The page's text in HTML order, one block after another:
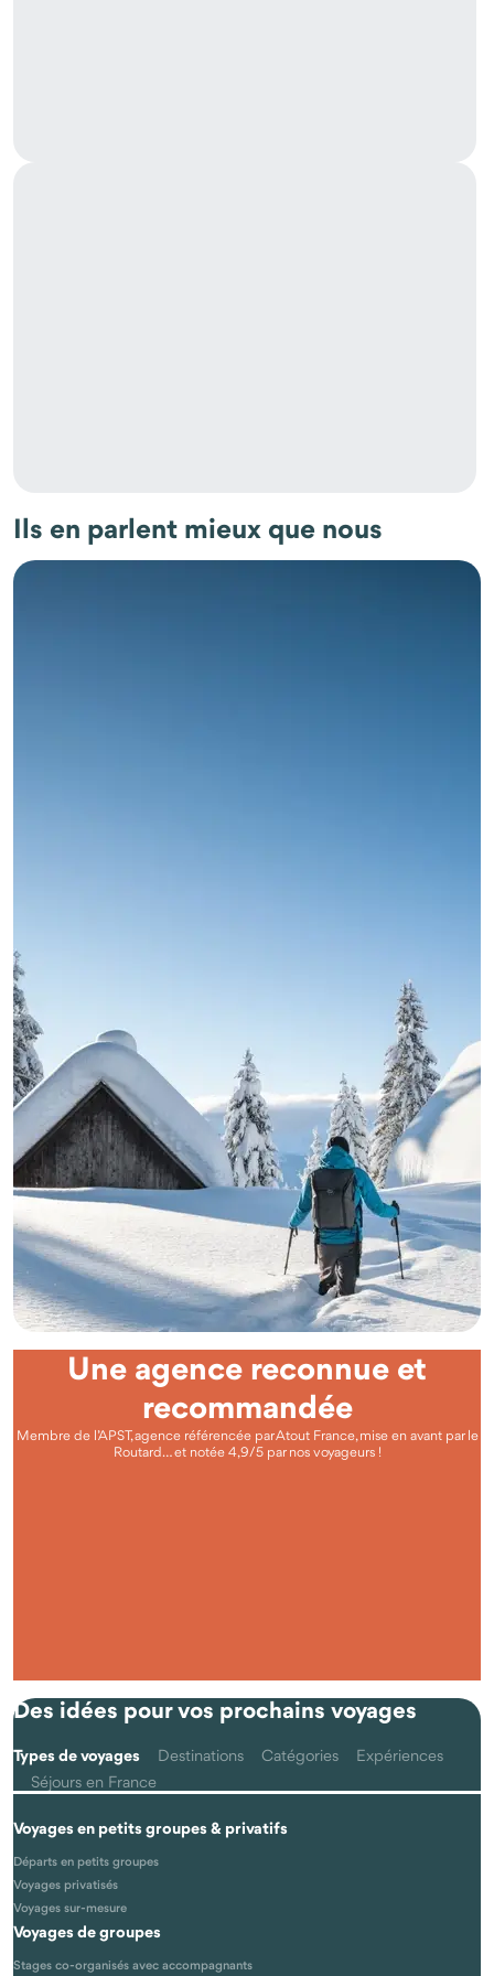
Ils en parlent mieux que nous
Les voyages se font-ils vraiment en petits groupes ?
Une agence reconnue et
recommandée
Membre de l’APST, agence référencée par Atout France, mise en avant par le
Routard… et notée 4,9/5 par nos voyageurs !
Des idées pour vos prochains voyages
Types de voyages Destinations Catégories
Expériences
Séjours en France
Voyages en petits groupes & privatifs
Départs en petits groupes
Voyages privatisés
Voyages sur-mesure
Voyages de groupes
Stages co-organisés avec accompagnants